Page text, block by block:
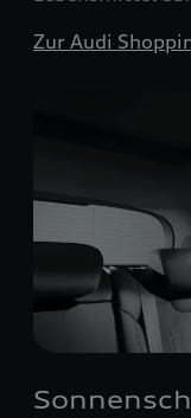
Zur Audi